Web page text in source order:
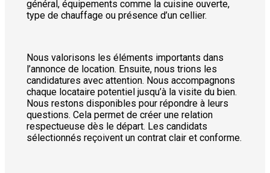
général, équipements comme la cuisine ouverte,
type de chauffage ou présence d’un cellier.
Nous valorisons les éléments importants dans
l’annonce de location. Ensuite, nous trions les
candidatures avec attention. Nous accompagnons
chaque locataire potentiel jusqu’à la visite du bien.
Nous restons disponibles pour répondre à leurs
questions. Cela permet de créer une relation
respectueuse dès le départ. Les candidats
sélectionnés reçoivent un contrat clair et conforme.